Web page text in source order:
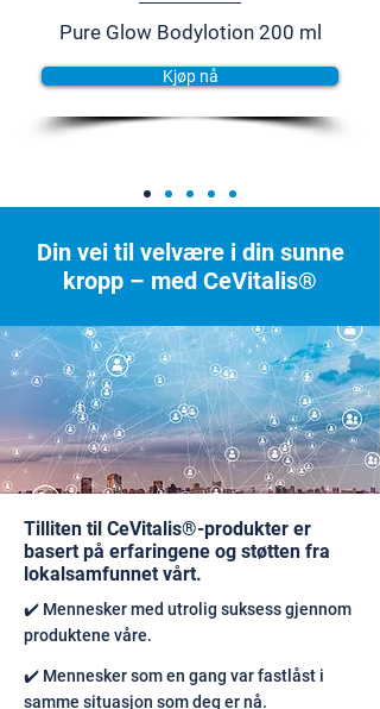
Pure Glow Bodylotion 200 ml
Kjøp nå
Din vei til velvære i din sunne
kropp – med CeVitalis®
Tilliten til CeVitalis®-produkter er
basert på erfaringene og støtten fra
lokalsamfunnet vårt.
✔️ Mennesker med utrolig suksess gjennom
produktene våre.
✔️ Mennesker som en gang var fastlåst i
samme situasjon som deg er nå.